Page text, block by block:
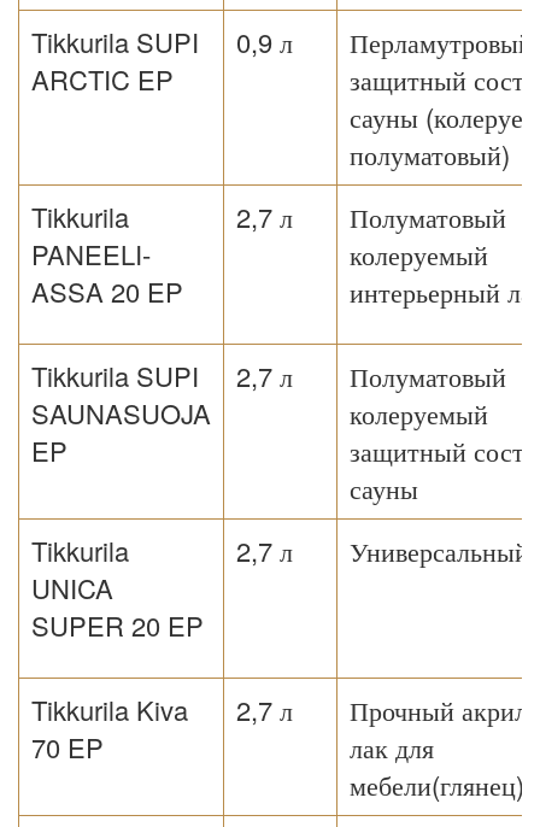
Tikkurila SUPI
ARCTIC EP
0,9 л
Перламутровый
защитный
сауны
полуматовый)
Tikkurila
PANEELI-
ASSA 20 EP
2,7 л
Полуматовый
колеруемый
интерьерный
Tikkurila SUPI
SAUNASUOJA
EP
2,7 л
Полуматовый
колеруемый
защитный
сауны
Tikkurila
UNICA
SUPER 20 EP
2,7 л Универсальный
Tikkurila Kiva
70 EP
2,7 л
Прочный
лак для
мебели(глянец)